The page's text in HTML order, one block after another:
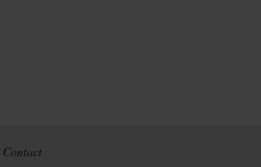
Contact